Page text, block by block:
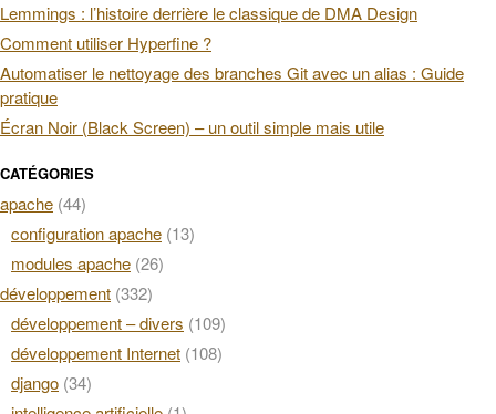
Lemmings : l’histoire derrière le classique de DMA Design
Comment utiliser Hyperfine ?
Automatiser le nettoyage des branches Git avec un alias : Guide
pratique
Écran Noir (Black Screen) – un outil simple mais utile
CATÉGORIES
apache (44)
configuration apache (13)
modules apache (26)
développement (332)
développement – divers (109)
développement Internet (108)
django (34)